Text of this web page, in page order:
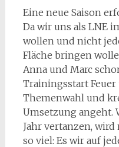
Eine neue Saison
Da wir uns als LNE
wollen und nicht
Fläche bringen
Anna und Marc
Trainingsstart Feuer
Themenwahl und
Umsetzung angeht.
Jahr vertanzen,
so viel: Es wir auf